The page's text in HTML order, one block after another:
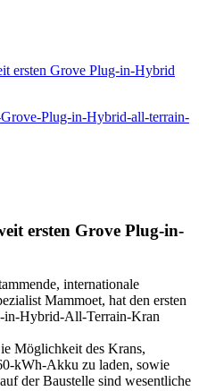
ersten Grove Plug-in-Hybrid
ersten Grove Plug-in-
internationale
Mammoet, hat den ersten
Hybrid-All-Terrain-Kran
Möglichkeit des Krans,
kWh-Akku zu laden, sowie
der Baustelle sind wesentliche